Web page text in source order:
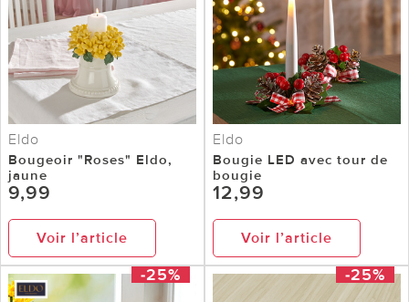
Eldo
Bougeoir "Roses" Eldo,
jaune
9,99
Voir l’article
Eldo
Bougie LED avec tour de
bougie
12,99
Voir l’article
-25% -25%